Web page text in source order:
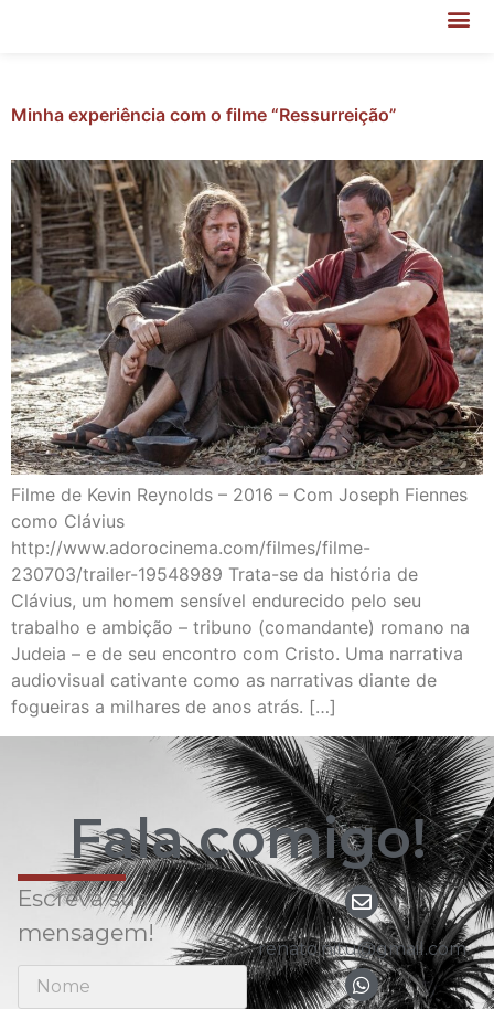
Minha experiência com o filme “Ressurreição”
Filme de Kevin Reynolds – 2016 – Com Joseph Fiennes
como Clávius
http://www.adorocinema.com/filmes/filme-
230703/trailer-19548989 Trata-se da história de
Clávius, um homem sensível endurecido pelo seu
trabalho e ambição – tribuno (comandante) romano na
Judeia – e de seu encontro com Cristo. Uma narrativa
audiovisual cativante como as narrativas diante de
fogueiras a milhares de anos atrás. […]
Fala comigo!
Escreva sua
mensagem!
renato.nitu@gmail.com